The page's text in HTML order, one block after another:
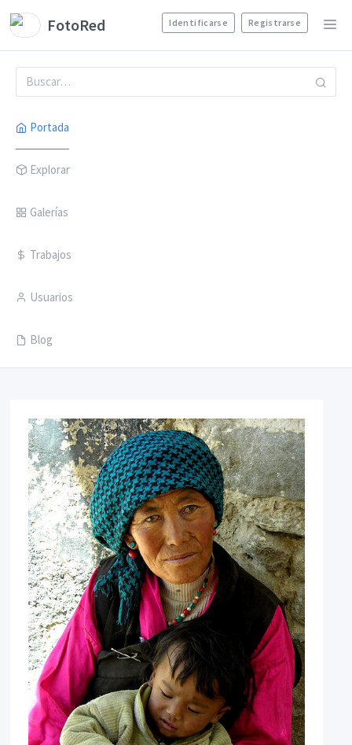
FotoRed Identificarse Registrarse
Portada
Explorar
Galerías
Trabajos
Usuarios
Blog